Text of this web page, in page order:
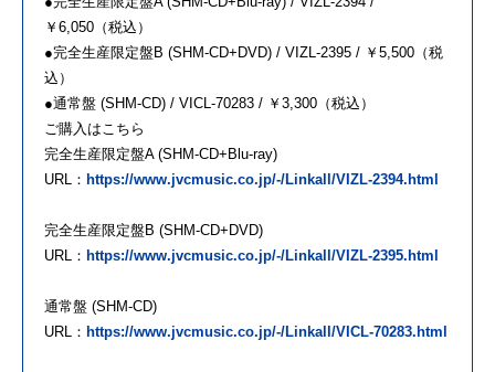
￥6,050（税込）
●完全生産限定盤B (SHM-CD+DVD) / VIZL-2395 / ￥5,500（税
込）
●通常盤 (SHM-CD) / VICL-70283 / ￥3,300（税込）
ご購入はこちら
完全生産限定盤A (SHM-CD+Blu-ray)
URL： https://www.jvcmusic.co.jp/-/Linkall/VIZL-2394.html
完全生産限定盤B (SHM-CD+DVD)
URL： https://www.jvcmusic.co.jp/-/Linkall/VIZL-2395.html
通常盤 (SHM-CD)
URL： https://www.jvcmusic.co.jp/-/Linkall/VICL-70283.html